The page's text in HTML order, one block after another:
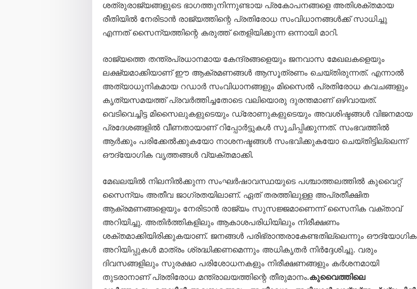
ശത്രുരാജ്യങ്ങളുടെ ഭാഗത്തുനിന്നുണ്ടായ പ്രകോപനങ്ങളെ അതിശക്തമായ
രീതിയിൽ നേരിടാൻ രാജ്യത്തിന്റെ പ്രതിരോധ സംവിധാനങ്ങൾക്ക് സാധിച്ചു
എന്നത് സൈന്യത്തിന്റെ കരുത്ത് തെളിയിക്കുന്ന ഒന്നായി മാറി.
രാജ്യത്തെ തന്ത്രപ്രധാനമായ കേന്ദ്രങ്ങളെയും ജനവാസ മേഖലകളെയും
ലക്ഷ്യമാക്കിയാണ് ഈ ആക്രമണങ്ങൾ ആസൂത്രണം ചെയ്തിരുന്നത്. എന്നാൽ
അത്യാധുനികമായ റഡാർ സംവിധാനങ്ങളും മിസൈൽ പ്രതിരോധ കവചങ്ങളും
കൃത്യസമയത്ത് പ്രവർത്തിച്ചതോടെ വലിയൊരു ദുരന്തമാണ് ഒഴിവായത്.
വെടിവെച്ചിട്ട മിസൈലുകളുടെയും ഡ്രോണുകളുടെയും അവശിഷ്ടങ്ങൾ വിജനമായ
പ്രദേശങ്ങളിൽ വീണതായാണ് റിപ്പോർട്ടുകൾ സൂചിപ്പിക്കുന്നത്. സംഭവത്തിൽ
ആർക്കും പരിക്കേൽക്കുകയോ നാശനഷ്ടങ്ങൾ സംഭവിക്കുകയോ ചെയ്തിട്ടില്ലെന്ന്
ഔദ്യോഗിക വൃത്തങ്ങൾ വ്യക്തമാക്കി.
മേഖലയിൽ നിലനിൽക്കുന്ന സംഘർഷാവസ്ഥയുടെ പശ്ചാത്തലത്തിൽ കുവൈറ്റ്
സൈന്യം അതീവ ജാഗ്രതയിലാണ്. ഏത് തരത്തിലുള്ള അപ്രതീക്ഷിത
ആക്രമണങ്ങളെയും നേരിടാൻ രാജ്യം സുസജ്ജമാണെന്ന് സൈനിക വക്താവ്
അറിയിച്ചു. അതിർത്തികളിലും ആകാശപരിധിയിലും നിരീക്ഷണം
ശക്തമാക്കിയിരിക്കുകയാണ്. ജനങ്ങൾ പരിഭ്രാന്തരാകേണ്ടതില്ലെന്നും ഔദ്യോഗിക
അറിയിപ്പുകൾ മാത്രം ശ്രദ്ധിക്കണമെന്നും അധികൃതർ നിർദ്ദേശിച്ചു. വരും
ദിവസങ്ങളിലും സുരക്ഷാ പരിശോധനകളും നിരീക്ഷണങ്ങളും കർശനമായി
തുടരാനാണ് പ്രതിരോധ മന്ത്രാലയത്തിന്റെ തീരുമാനം.കുവൈത്തിലെ